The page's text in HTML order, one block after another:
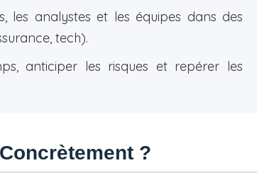
les analystes et les équipes dans des
tech).
anticiper les risques et repérer les
?